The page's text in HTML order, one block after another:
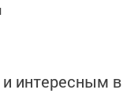
интересным в